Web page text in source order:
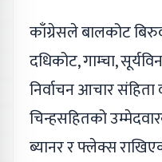
काँग्रेसले बालकोट
दधिकोट, गाम्चा,
निर्वाचन आचार
चिन्हसहितको
ब्यानर र फ्लेक्स